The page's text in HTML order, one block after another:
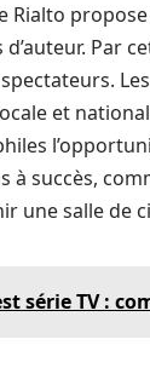
Rialto
Par
et
à succès,
une salle de
série TV :